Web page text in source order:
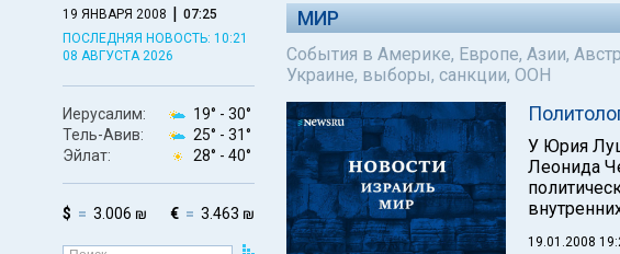
19 ЯНВАРЯ 2008 | 07:25
ПОСЛЕДНЯЯ НОВОСТЬ: 10:21
08 АВГУСТА 2026
Иерусалим: 19° - 30°
Тель-Авив:
25° - 31°
Эйлат:
28° - 40°
$ 3.006 ₪ € 3.463 ₪
МИР
События в Америке, Европе, Азии,
Украине, выборы, санкции, ООН
У Юрия
Леонида
19.01.2008